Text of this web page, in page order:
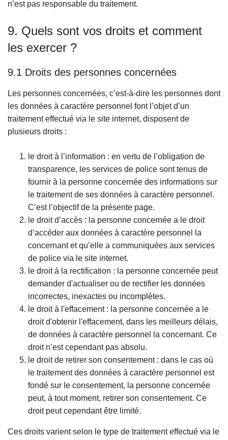
n’est pas responsable du traitement.
9. Quels sont vos droits et comment
les exercer ?
9.1 Droits des personnes concernées
Les personnes concernées, c’est-à-dire les personnes dont
les données à caractère personnel font l’objet d’un
traitement effectué via le site internet, disposent de
plusieurs droits :
le droit à l’information : en vertu de l’obligation de
transparence, les services de police sont tenus de
fournir à la personne concernée des informations sur
le traitement de ses données à caractère personnel.
C’est l’objectif de la présente page.
le droit d’accès : la personne concernée a le droit
d’accéder aux données à caractère personnel la
concernant et qu’elle a communiquées aux services
de police via le site internet.
le droit à la rectification : la personne concernée peut
demander d'actualiser ou de rectifier les données
incorrectes, inexactes ou incomplètes.
le droit à l'effacement : la personne concernée a le
droit d'obtenir l'effacement, dans les meilleurs délais,
de données à caractère personnel la concernant. Ce
droit n’est cependant pas absolu.
le droit de retirer son consentement : dans le cas où
le traitement des données à caractère personnel est
fondé sur le consentement, la personne concernée
peut, à tout moment, retirer son consentement. Ce
droit peut cependant être limité.
Ces droits varient selon le type de traitement effectué via le